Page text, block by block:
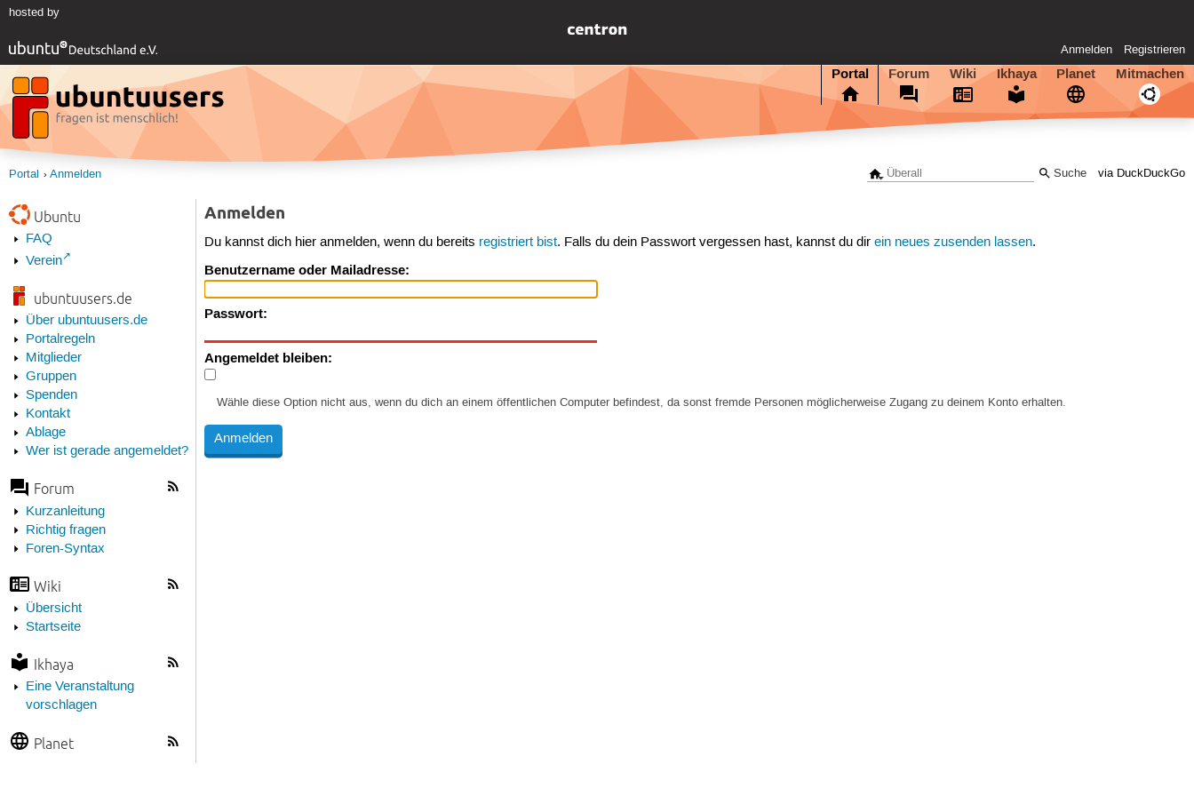
hosted by
Anmelden Registrieren
Portal Forum Wiki Ikhaya Planet Mitmachen
via DuckDuckGo
Portal Anmelden
Ubuntu
FAQ
Verein
ubuntuusers.de
Über ubuntuusers.de
Portalregeln
Mitglieder
Gruppen
Spenden
Kontakt
Ablage
Wer ist gerade angemeldet?
Forum
Kurzanleitung
Richtig fragen
Foren-Syntax
Wiki
Übersicht
Startseite
Ikhaya
Eine Veranstaltung
vorschlagen
Planet
Anmelden
Du kannst dich hier anmelden, wenn du bereits registriert bist. Falls du dein Passwort vergessen hast, kannst du direin neues zusenden lassen.
Benutzername oder Mailadresse:
Passwort:
Angemeldet bleiben:
Wähle diese Option nicht aus, wenn du dich an einem öffentlichen Computer befindest, da sonst fremde Personen möglicherweise Zugang zu deinem Konto erhalten.